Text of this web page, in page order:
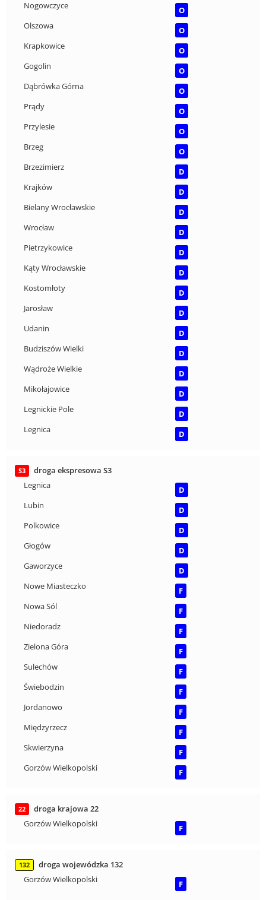
Nogowczyce
O
Olszowa
O
Krapkowice
O
Gogolin
O
Dąbrówka Górna
O
Prądy
O
Przylesie
O
Brzeg
O
Brzezimierz
D
Krajków
D
Bielany Wrocławskie
D
Wrocław
D
Pietrzykowice
D
Kąty Wrocławskie
D
Kostomłoty
D
Jarosław
D
Udanin
D
Budziszów Wielki
D
Wądroże Wielkie
D
Mikołajowice
D
Legnickie Pole
D
Legnica
D
S3
droga ekspresowa S3
Legnica
D
Lubin
D
Polkowice
D
Głogów
D
Gaworzyce
D
Nowe Miasteczko
F
Nowa Sól
F
Niedoradz
F
Zielona Góra
F
Sulechów
F
Świebodzin
F
Jordanowo
F
Międzyrzecz
F
Skwierzyna
F
Gorzów Wielkopolski
F
22
droga krajowa 22
Gorzów Wielkopolski
F
132
droga wojewódzka 132
Gorzów Wielkopolski
F